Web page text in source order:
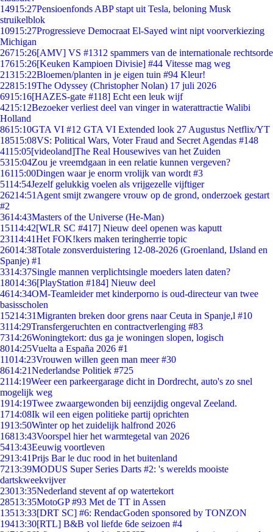
14915:27Pensioenfonds ABP stapt uit Tesla, beloning Musk
struikelblok
10915:27Progressieve Democraat El-Sayed wint nipt voorverkiezing
Michigan
26715:26[AMV] VS #1312 spammers van de internationale rechtsorde
17615:26[Keuken Kampioen Divisie] #44 Vitesse mag weg
21315:22Bloemen/planten in je eigen tuin #94 Kleur!
22815:19The Odyssey (Christopher Nolan) 17 juli 2026
6915:16[HAZES-gate #118] Echt een leuk wijf
4215:12Bezoeker verliest deel van vinger in waterattractie Walibi
Holland
8615:10GTA VI #12 GTA VI Extended look 27 Augustus Netflix/YT
18515:08VS: Political Wars, Voter Fraud and Secret Agendas #148
4115:05[videoland]The Real Housewives van het Zuiden
5315:04Zou je vreemdgaan in een relatie kunnen vergeven?
16115:00Dingen waar je enorm vrolijk van wordt #3
5114:54Jezelf gelukkig voelen als vrijgezelle vijftiger
26214:51 Agent smijt zwangere vrouw op de grond, onderzoek gestart
#2
3614:43Masters of the Universe (He-Man)
15114:42[WLR SC #417] Nieuw deel openen was kaputt
23114:41Het FOK!kers maken teringherrie topic
26014:38Totale zonsverduistering 12-08-2026 (Groenland, IJsland en
Spanje) #1
3314:37Single mannen verplichtsingle moeders laten daten?
18014:36[PlayStation #184] Nieuw deel
4614:34OM-Teamleider met kinderporno is oud-directeur van twee
basisscholen
15214:31Migranten breken door grens naar Ceuta in Spanje,l #10
3114:29Transfergeruchten en contractverlenging #83
7314:26Woningtekort: dus ga je woningen slopen, logisch
8014:25Vuelta a España 2026 #1
11014:23Vrouwen willen geen man meer #30
8614:21Nederlandse Politiek #725
2114:19Weer een parkeergarage dicht in Dordrecht, auto's zo snel
mogelijk weg
1914:19Twee zwaargewonden bij eenzijdig ongeval Zeeland.
1714:08Ik wil een eigen politieke partij oprichten
1913:50Winter op het zuidelijk halfrond 2026
16813:43Voorspel hier het warmtegetal van 2026
5413:43Eeuwig voortleven
2913:41Prijs Bar le duc rood in het buitenland
7213:39MODUS Super Series Darts #2: 's werelds mooiste
dartskweekvijver
23013:35Nederland stevent af op watertekort
28513:35MotoGP #93 Met de TT in Assen
13513:33[DRT SC] #6: RendacGoden sponsored by TONZON
19413:30[RTL] B&B vol liefde 6de seizoen #4